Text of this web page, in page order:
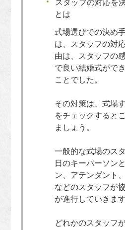
スタッフの対応を
とは
式場選びでの決め
は、スタッフの対
由は、スタッフの
で良い結婚式がで
ことでした。
その対策は、式場
をチェックすると
ましょう。
一般的な式場のス
日のキーパーソン
ン、アテンダント
などのスタッフが
が進行していきます
どれかのスタッフ